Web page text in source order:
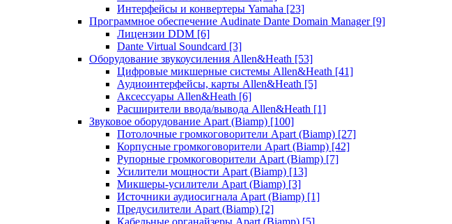
Интерфейсы и конвертеры Yamaha [23]
Программное обеспечение Audinate Dante Domain Manager [9]
Лицензии DDM [6]
Dante Virtual Soundcard [3]
Оборудование звукоусиления Allen&Heath [53]
Цифровые микшерные системы Allen&Heath [41]
Аудиоинтерфейсы, карты Allen&Heath [5]
Аксессуары Allen&Heath [6]
Расширители ввода/вывода Allen&Heath [1]
Звуковое оборудование Apart (Biamp) [100]
Потолочные громкоговорители Apart (Biamp) [27]
Корпусные громкоговорители Apart (Biamp) [42]
Рупорные громкоговорители Apart (Biamp) [7]
Усилители мощности Apart (Biamp) [13]
Микшеры-усилители Apart (Biamp) [3]
Источники аудиосигнала Apart (Biamp) [1]
Предусилители Apart (Biamp) [2]
Кабельные органайзеры Apart (Biamp) [5]